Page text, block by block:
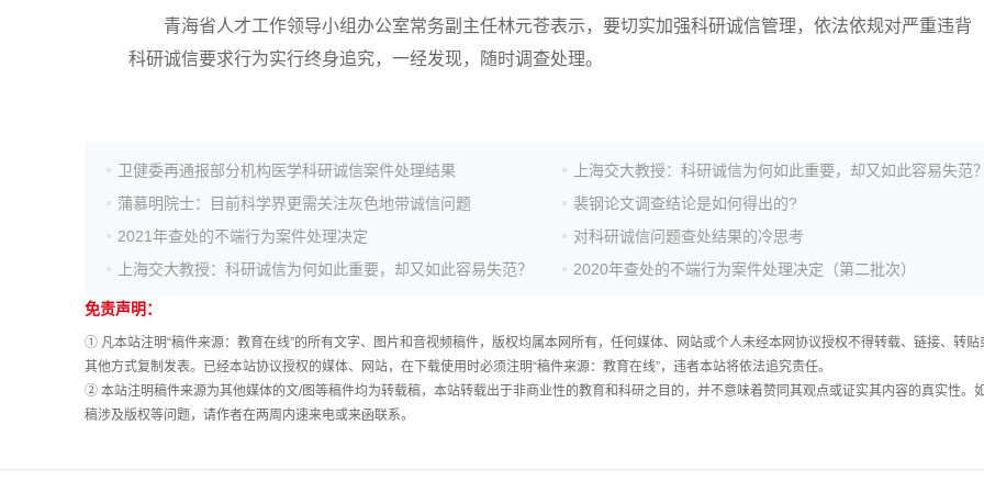
青海省人才工作领导小组办公室常务副主任林元苍表示，要切实加强科研诚信管理，依法依规对严重违背
科研诚信要求行为实行终身追究，一经发现，随时调查处理。
卫健委再通报部分机构医学科研诚信案件处理结果
蒲慕明院士：目前科学界更需关注灰色地带诚信问题
2021年查处的不端行为案件处理决定
上海交大教授：科研诚信为何如此重要，却又如此容易失范？
上海交大教授：科研诚信为何如此重要，却又如此容易失范？
裴钢论文调查结论是如何得出的?
对科研诚信问题查处结果的冷思考
2020年查处的不端行为案件处理决定（第二批次）
免责声明：
① 凡本站注明“稿件来源：教育在线”的所有文字、图片和音视频稿件，版权均属本网所有，任何媒体、网站或个人未经本网协议授权不得转载、链接、转贴
其他方式复制发表。已经本站协议授权的媒体、网站，在下载使用时必须注明“稿件来源：教育在线”，违者本站将依法追究责任。
② 本站注明稿件来源为其他媒体的文/图等稿件均为转载稿，本站转载出于非商业性的教育和科研之目的，并不意味着赞同其观点或证实其内容的真实性。
稿涉及版权等问题，请作者在两周内速来电或来函联系。